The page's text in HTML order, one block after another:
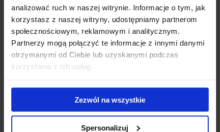
analizować ruch w naszej witrynie. Informacje o tym, jak
korzystasz z naszej witryny, udostępniamy partnerom
społecznościowym, reklamowym i analitycznym.
Partnerzy mogą połączyć te informacje z innymi danymi
otrzymanymi od Ciebie lub uzyskanymi podczas
korzystania z ich usług.
Zezwól na wszystkie
Spersonalizuj